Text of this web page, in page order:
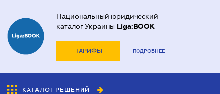
Национальный юридический
каталог Украины Liga:BOOK
ТАРИФЫ ПОДРОБНЕЕ
КАТАЛОГ РЕШЕНИЙ